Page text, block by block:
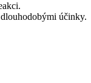
účinky.